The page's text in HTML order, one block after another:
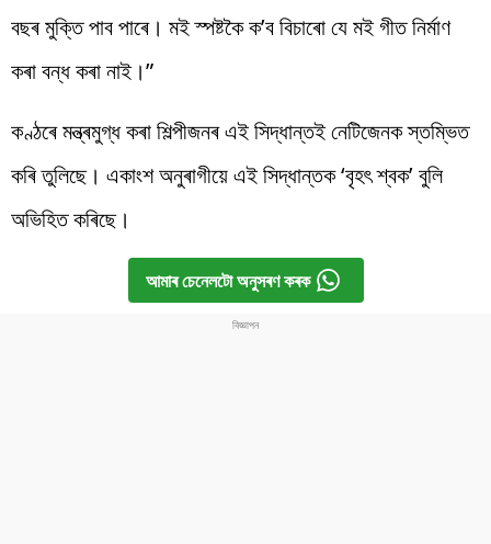
বছৰ মুক্তি পাব পাৰে। মই স্পষ্টকৈ ক’ব বিচাৰো যে মই গীত নিৰ্মাণ
কৰা বন্ধ কৰা নাই।”
কণ্ঠৰে মন্ত্ৰমুগ্ধ কৰা শিল্পীজনৰ এই সিদ্ধান্তই নেটিজেনক স্তম্ভিত
কৰি তুলিছে। একাংশ অনুৰাগীয়ে এই সিদ্ধান্তক ‘বৃহৎ শ্বক’ বুলি
অভিহিত কৰিছে।
আমাৰ চেনেলটো অনুসৰণ কৰক